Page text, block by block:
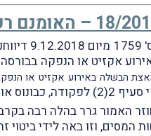
2018
אקזיט או הנפקה
הבשלה באירוע אקזיט או
לעובד בקרות האירוע המזכה.
האמור גרר בהלה רבה
וזו באה לידי ביטוי זה